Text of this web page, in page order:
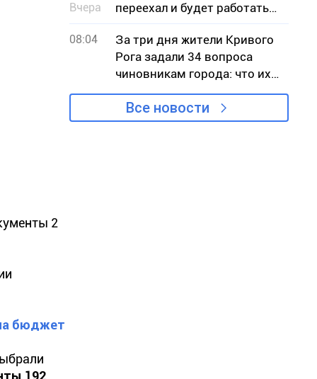
2
бюджет
192
Вчера
переехал и будет работать
во время воздушных тревог
– адрес
08:04
За три дня жители Кривого
Рога задали 34 вопроса
чиновникам города: что их
беспокоило
Все новости